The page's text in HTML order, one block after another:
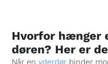
Hvorfor hænger
døren? Her er
Når en yderdør binder